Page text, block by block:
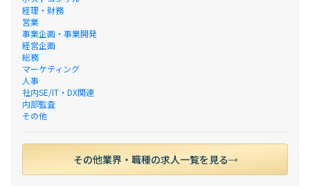
経理・財務
営業
事業企画・事業開発
経営企画
総務
マーケティング
人事
社内SE/IT・DX関連
内部監査
その他
その他業界・職種の求人一覧を見る